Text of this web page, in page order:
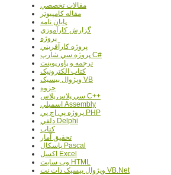
مقالات تخصصي
مقاله کامپیوتر
پایان نامه
گزارش کارآموزي
پروژه
پروژه کارآفريني
پروژه سي شارپ C#
ترجمه و پاورپوينت
کتاب الکترونيک
ويژوال بيسيک VB
جزوه
سي پلاس پلاس C++
اسمبلي Assembly
پروژه پي اچ پي PHP
دلفي Delphi
کتاب
تحقيق آمار
پاسکال Pascal
اکسل Excel
وب سايت HTML
ويژوال بيسيک دات نت VB.Net